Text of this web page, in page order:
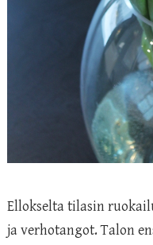
Ellokselta tilasin
ja verhotangot. Talon